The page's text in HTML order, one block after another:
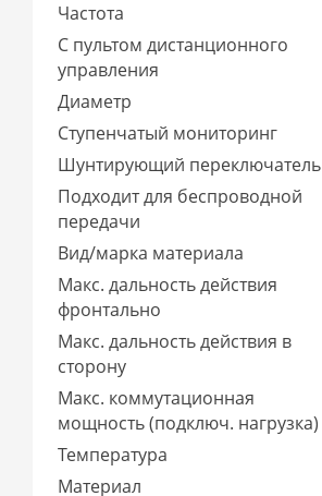
Частота
С пультом дистанционного
управления
Диаметр
Ступенчатый мониторинг
Шунтирующий переключатель
Подходит для беспроводной
передачи
Вид/марка материала
Макс. дальность действия
фронтально
Макс. дальность действия в
сторону
Макс. коммутационная
мощность (подключ. нагрузка)
Температура
Материал